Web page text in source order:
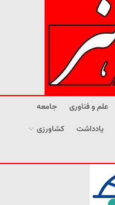
علم و فناوری
جامعه
یادداشت
کشاورزی